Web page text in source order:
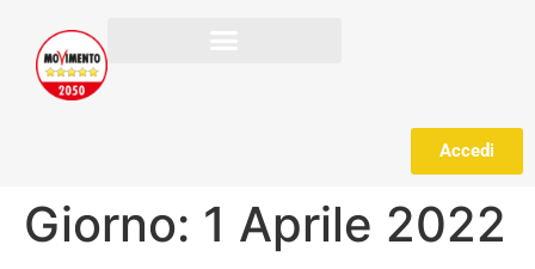
Accedi
Giorno: 1 Aprile 2022